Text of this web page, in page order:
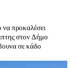
προκαλέσει
στον Δήμο
σε κάδο